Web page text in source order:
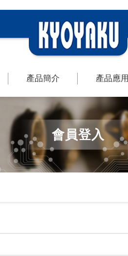
產品簡介 產品應用
會員登入